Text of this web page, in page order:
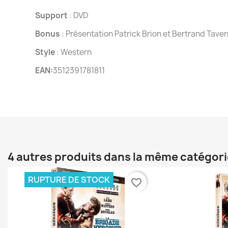
Support : DVD
Bonus : Présentation Patrick Brion et Bertrand
Style: Western
EAN:3512391781811
4 autres produits dans la même
RUPTURE DE STOCK favorite_border